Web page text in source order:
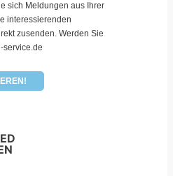
sich Meldungen aus Ihrer
interessierenden
zusenden. Werden Sie
service.de